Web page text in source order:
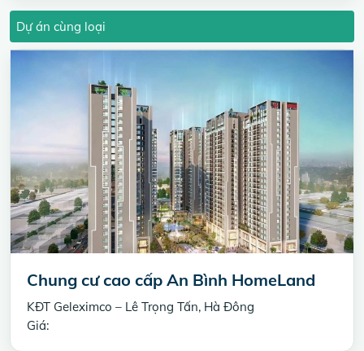
Dự án cùng loại
Chung cư cao cấp An Bình HomeLand
KĐT Geleximco – Lê Trọng Tấn, Hà Đông
Giá: